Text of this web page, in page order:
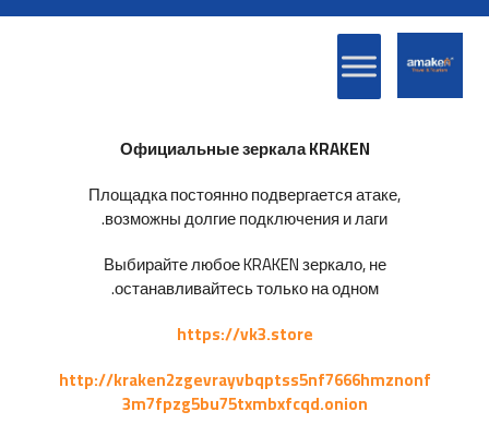
Официальные зеркала KRAKEN
Площадка постоянно подвергается атаке,
возможны долгие подключения и лаги.
Выбирайте любое KRAKEN зеркало, не
останавливайтесь только на одном.
https://vk3.store
http://kraken2zgevrayvbqptss5nf7666hmznonf
3m7fpzg5bu75txmbxfcqd.onion